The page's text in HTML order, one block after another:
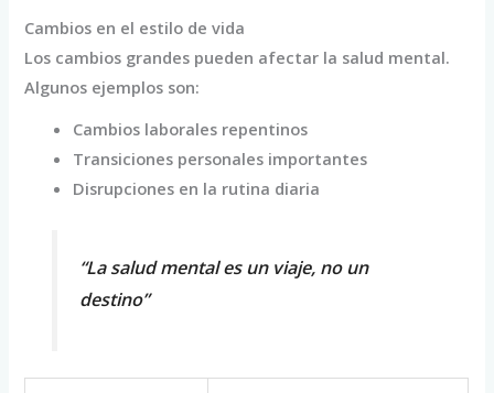
Cambios en el estilo de vida
Los cambios grandes pueden afectar la salud mental.
Algunos ejemplos son:
Cambios laborales repentinos
Transiciones personales importantes
Disrupciones en la rutina diaria
“La salud mental es un viaje, no un
destino”